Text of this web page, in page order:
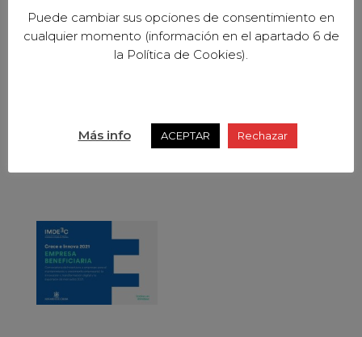
Puede cambiar sus opciones de consentimiento en
cualquier momento (información en el apartado 6 de
la Política de Cookies).
Más info ACEPTAR Rechazar